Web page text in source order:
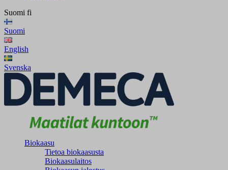
Suomi fi
Suomi
English
Svenska
Biokaasu
Tietoa biokaasusta
Biokaasulaitos